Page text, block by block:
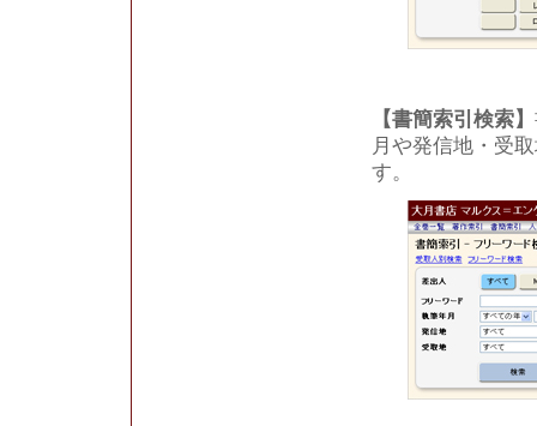
【書簡索引検索】
月や発信地・受
す。